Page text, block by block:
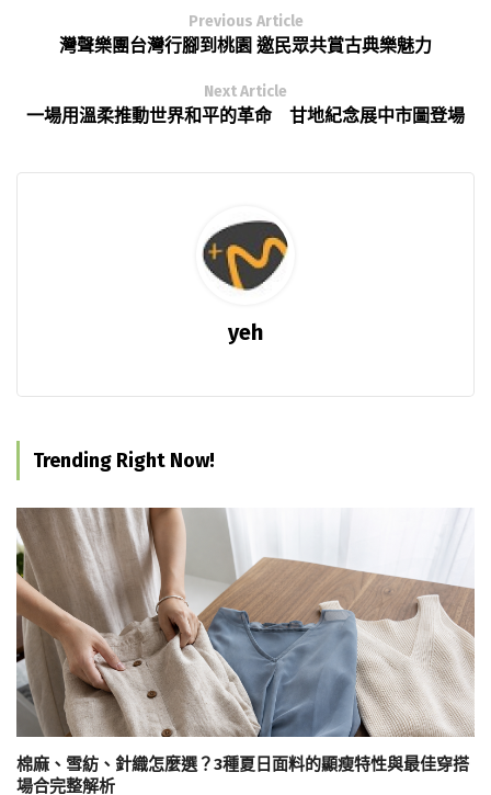
Previous Article
灣聲樂團台灣行腳到桃園 邀民眾共賞古典樂魅力
Next Article
一場用溫柔推動世界和平的革命 甘地紀念展中市圖登場
yeh
Trending Right Now!
棉麻、雪紡、針織怎麼選？3種夏日面料的顯瘦特性與最佳穿搭
場合完整解析